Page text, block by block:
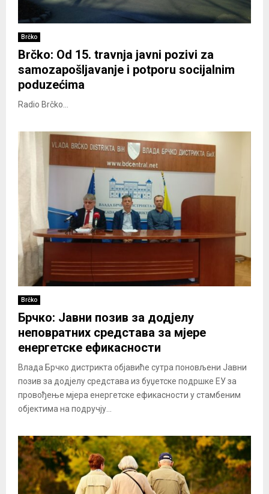
Brčko
Brčko: Od 15. travnja javni pozivi za
samozapošljavanje i potporu socijalnim
poduzećima
Radio Brčko...
Brčko
Брчко: Јавни позив за додјелу
неповратних средстава за мјере
енергетске ефикасности
Влада Брчко дистрикта објавиће сутра поновљени Јавни
позив за додјелу средстава из буџетске подршке ЕУ за
провођење мјера енергетске ефикасности у стамбеним
објектима на подручју...